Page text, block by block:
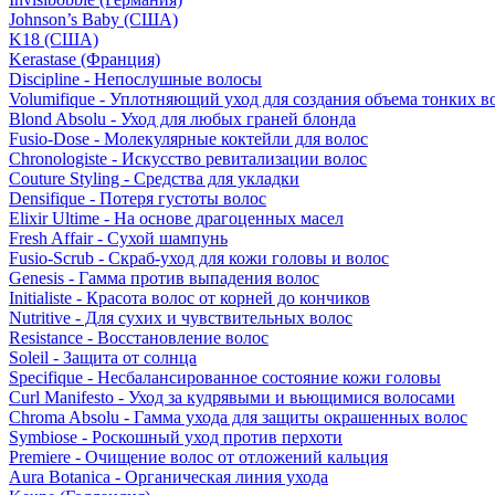
Johnson’s Baby (США)
K18 (США)
Kerastase (Франция)
Discipline - Непослушные волосы
Volumifique - Уплотняющий уход для создания объема тонких
Blond Absolu - Уход для любых граней блонда
Fusio-Dose - Молекулярные коктейли для волос
Chronologiste - Искусство ревитализации волос
Couture Styling - Средства для укладки
Densifique - Потеря густоты волос
Elixir Ultime - На основе драгоценных масел
Fresh Affair - Сухой шампунь
Fusio-Scrub - Скраб-уход для кожи головы и волос
Genesis - Гамма против выпадения волос
Initialiste - Красота волос от корней до кончиков
Nutritive - Для сухих и чувствительных волос
Resistance - Восстановление волос
Soleil - Защита от солнца
Specifique - Несбалансированное состояние кожи головы
Curl Manifesto - Уход за кудрявыми и вьющимися волосами
Chroma Absolu - Гамма ухода для защиты окрашенных волос
Symbiose - Роскошный уход против перхоти
Premiere - Очищение волос от отложений кальция
Aura Botanica - Органическая линия ухода